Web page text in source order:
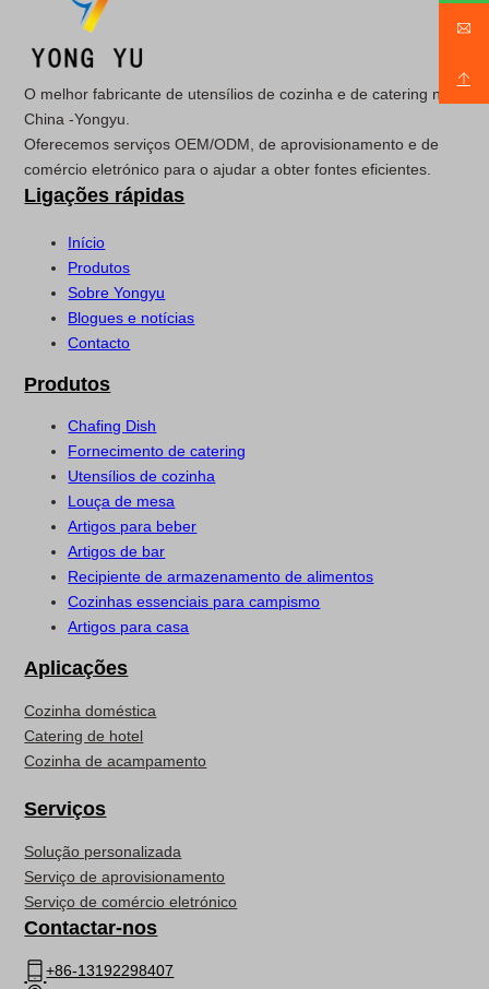
O melhor fabricante de utensílios de cozinha e de catering na
China -Yongyu.
Oferecemos serviços OEM/ODM, de aprovisionamento e de
comércio eletrónico para o ajudar a obter fontes eficientes.
Ligações rápidas
Início
Produtos
Sobre Yongyu
Blogues e notícias
Contacto
Produtos
Chafing Dish
Fornecimento de catering
Utensílios de cozinha
Louça de mesa
Artigos para beber
Artigos de bar
Recipiente de armazenamento de alimentos
Cozinhas essenciais para campismo
Artigos para casa
Aplicações
Cozinha doméstica
Catering de hotel
Cozinha de acampamento
Serviços
Solução personalizada
Serviço de aprovisionamento
Serviço de comércio eletrónico
Contactar-nos
+86-13192298407